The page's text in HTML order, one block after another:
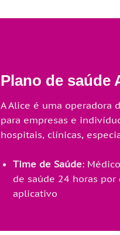
Plano de saúde
A Alice é uma operadora
para empresas e
hospitais, clínicas,
Time de Saúde:
de saúde 24 horas
aplicativo